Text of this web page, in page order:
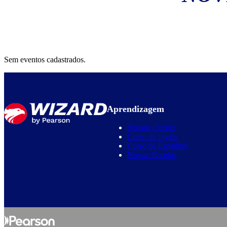
Sem eventos cadastrados.
Aprendizagem
Nossos Cursos
Curso de Inglês
Curso de Espanhol
Nossas Escolas